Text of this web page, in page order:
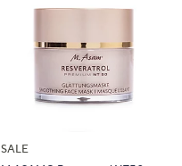
SALE